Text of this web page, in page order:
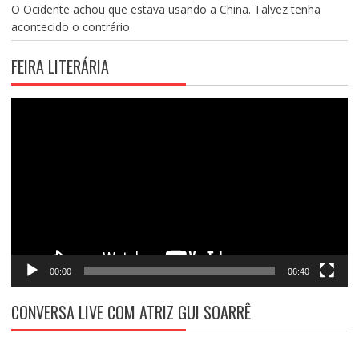
O Ocidente achou que estava usando a China. Talvez tenha
acontecido o contrário
FEIRA LITERÁRIA
00:00 06:40
CONVERSA LIVE COM ATRIZ GUI SOARRÊ